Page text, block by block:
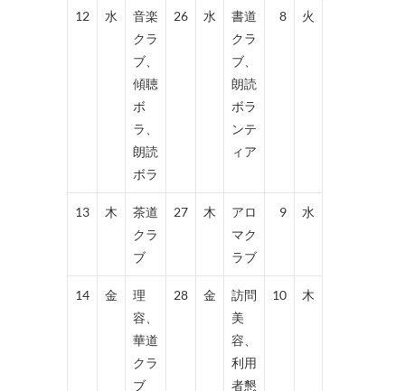
12 水
音楽
クラ
ブ、
傾聴
ボ
ラ、
朗読
ボラ
26 水
書道
クラ
ブ、
朗読
ボラ
ンテ
ィア
8 火
13 木
茶道
クラ
ブ
27 木
アロ
マク
ラブ
9 水
14 金
理
容、
華道
クラ
ブ
28 金
訪問
美
容、
利用
者懇
10 木